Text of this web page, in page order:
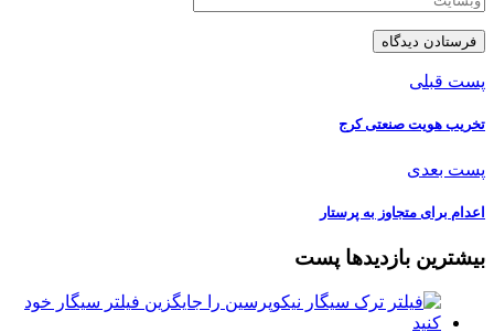
پست قبلی
تخریب هویت صنعتی کرج
پست بعدی
اعدام برای متجاوز به پرستار
بیشترین بازدیدها پست